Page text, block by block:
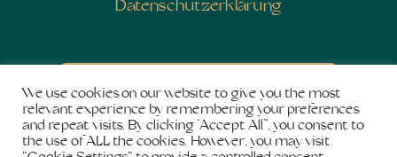
Datenschutzerklärung
Newsletter abonnieren
We use cookies on our website to give you the most
relevant experience by remembering your preferences
and repeat visits. By clicking “Accept All”, you consent to
the use of ALL the cookies. However, you may visit